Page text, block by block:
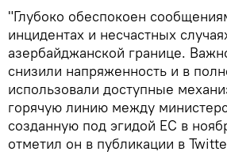
"Глубоко обеспокоен
инцидентах и несчастных
азербайджанской границе.
снизили напряженность и в
использовали доступные
горячую линию между
созданную под эгидой ЕС в
отметил он в публикации в